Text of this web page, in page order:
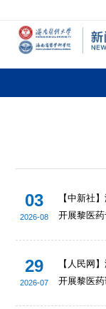
03
2026-08
【中新社
开展黎医
29
2026-07
【人民网
开展黎医